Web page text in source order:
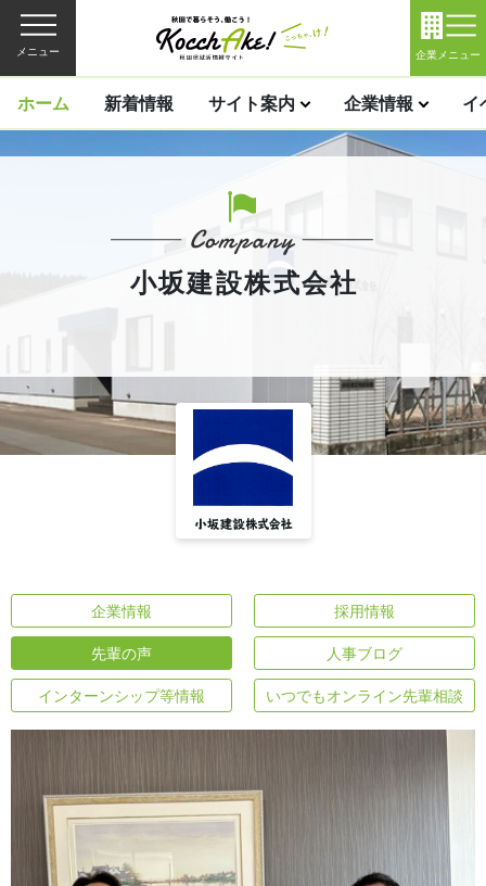
メニュー 企業メニュー
ホーム 新着情報 サイト案内 企業情報 イ
小坂建設株式会社
企業情報 採用情報
先輩の声 人事ブログ
インターンシップ等情報 いつでもオンライン先輩相談